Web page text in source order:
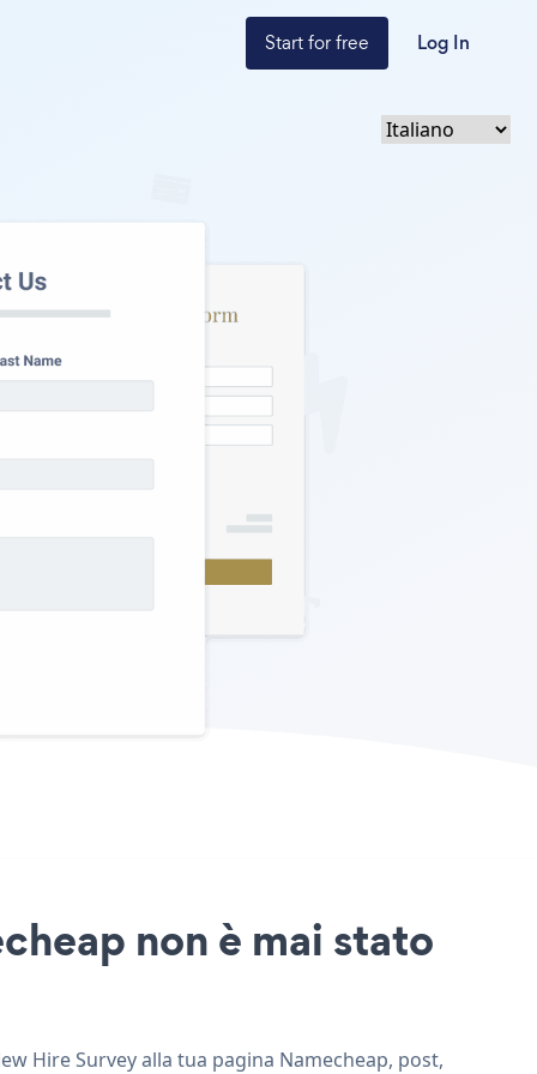
Start for free Log In
non è mai stato
Hire Survey alla tua pagina Namecheap, post,